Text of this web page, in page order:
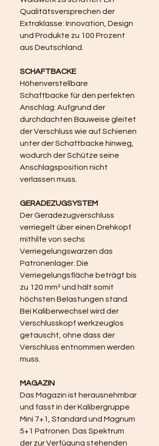
Qualitätsversprechen der
Extraklasse: Innovation, Design
und Produkte zu 100 Prozent
aus Deutschland.
SCHAFTBACKE
Höhenverstellbare
Schaftbacke für den perfekten
Anschlag: Aufgrund der
durchdachten Bauweise gleitet
der Verschluss wie auf Schienen
unter der Schaftbacke hinweg,
wodurch der Schütze seine
Anschlagsposition nicht
verlassen muss.
GERADEZUGSYSTEM
Der Geradezugverschluss
verriegelt über einen Drehkopf
mithilfe von sechs
Verriegelungswarzen das
Patronenlager. Die
Verriegelungsfläche beträgt bis
zu 120 mm² und hält somit
höchsten Belastungen stand.
Bei Kaliberwechsel wird der
Verschlusskopf werkzeuglos
getauscht, ohne dass der
Verschluss entnommen werden
muss.
MAGAZIN
Das Magazin ist herausnehmbar
und fasst in der Kalibergruppe
Mini 7+1, Standard und Magnum
5+1 Patronen. Das Spektrum
der zur Verfügung stehenden